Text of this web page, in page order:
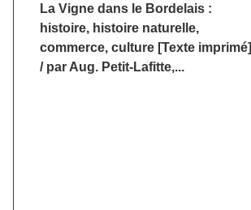
La Vigne dans le Bordelais :
histoire, histoire naturelle,
commerce, culture [Texte imprimé]
/ par Aug. Petit-Lafitte,...